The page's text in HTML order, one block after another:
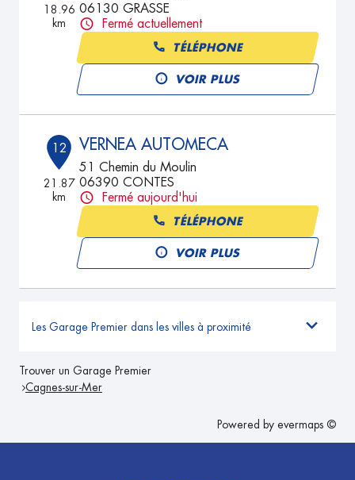
18.96
km
06130 GRASSE
Fermé actuellement
TÉLÉPHONE
VOIR PLUS
12
21.87
km
VERNEA AUTOMECA
51 Chemin du Moulin
06390 CONTES
Fermé aujourd'hui
TÉLÉPHONE
VOIR PLUS
Les Garage Premier dans les villes à proximité
Trouver un Garage Premier
Cagnes-sur-Mer
Powered by evermaps ©